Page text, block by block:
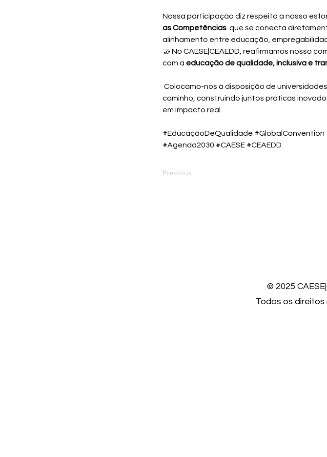
Nossa participação diz respeito a nosso
as Competências que se conecta
alinhamento entre educação,
🤝 No CAESE|CEAEDD, reafirmamos nosso
com a educação de qualidade, inclusiva e
caminho, construindo juntos práticas
em impacto real.
#EducaçãoDeQualidade
#Agenda2030 #CAESE #CEAEDD
Previous
© 2025
Todos os